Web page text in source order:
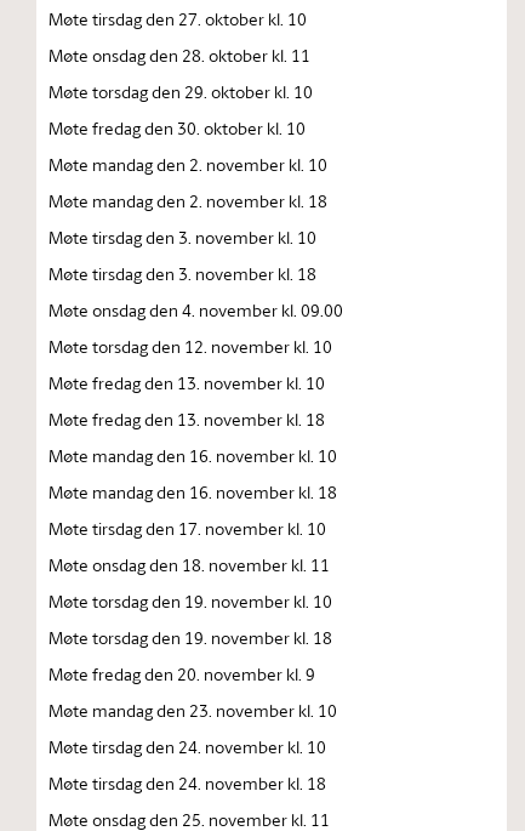
Møte tirsdag den 27. oktober kl. 10
Møte onsdag den 28. oktober kl. 11
Møte torsdag den 29. oktober kl. 10
Møte fredag den 30. oktober kl. 10
Møte mandag den 2. november kl. 10
Møte mandag den 2. november kl. 18
Møte tirsdag den 3. november kl. 10
Møte tirsdag den 3. november kl. 18
Møte onsdag den 4. november kl. 09.00
Møte torsdag den 12. november kl. 10
Møte fredag den 13. november kl. 10
Møte fredag den 13. november kl. 18
Møte mandag den 16. november kl. 10
Møte mandag den 16. november kl. 18
Møte tirsdag den 17. november kl. 10
Møte onsdag den 18. november kl. 11
Møte torsdag den 19. november kl. 10
Møte torsdag den 19. november kl. 18
Møte fredag den 20. november kl. 9
Møte mandag den 23. november kl. 10
Møte tirsdag den 24. november kl. 10
Møte tirsdag den 24. november kl. 18
Møte onsdag den 25. november kl. 11